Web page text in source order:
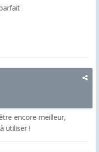
encore meilleur,
utiliser !